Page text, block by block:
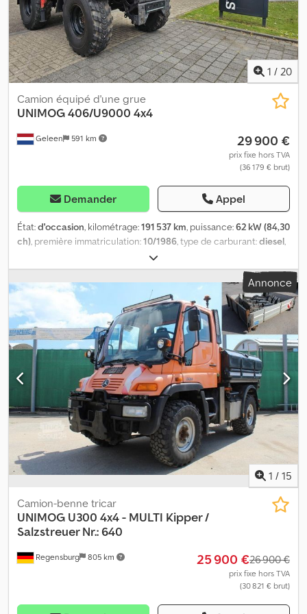
raccordements d’huile pour balayeuse et chasse-neige 1 attelage
et 1 attelage à boule Le véhicule est en parfait état Chsdpfjtrb
Iqsx Acfoa Vidéos disponibles sur : Sous réserve d’erreurs,
d’omissions et de vente entre-temps.
1 / 20
Geleen 591 km
Camion équipé d'une grue
UNIMOG406/U9000 4x4
29 900 €
prix fixe hors TVA
(36 179 € brut)
Demander Appel
État:d'occasion, kilométrage:191 537 km, puissance:62 kW (84,30
ch), première immatriculation:10/1986, type de carburant:diesel,
rouge
mécanique, nombre de sièges:2, largeur totale:2 000 mm,
hauteur totale:2 850 mm, Année de construction:1986
Équipement:
grue
, Unimog 406/U900 4x4 Moteur : 6 cylindres, 84
ch, diesel Première immatriculation Boîte de vitesses mécanique
à 4 rapports avec 2 groupes 191 537 km Numéro de série :
40612110009837 Pneus : 14,00 R20, environ 90 % Empattement :
238 cm Réservoir de 65 litres Suspension à ressorts hélicoïdaux
Poids total : 5 800 kg, poids à vide : 4 800 kg, charge utile : 800 kg
Grue : HMF 353 K2 Année de construction : 1989 Chodpfx Acotrb
Imofoa Capacité : 1,85 m : 1 475 kg - 3,27 m : 840 kg - 4,52 m : 590 kg
- 5,75 m : 465 kg Treuil hydraulique Prise de force avec raccords
d’huile pour balayeuse et chasse-neige 1 attelage de remorque
et 1 attelage à boule Véhicule en parfait état Vidéos disponibles
sur : Erreurs/fautes de frappe et vente préalable réservées.
Annonce
1 / 15
Regensburg 805 km
Camion-benne tricar
UNIMOG U300 4x4 - MULTI Kipper /
Salzstreuer Nr.: 640
25 900 €26 900 €
prix fixe hors TVA
(30 821 € brut)